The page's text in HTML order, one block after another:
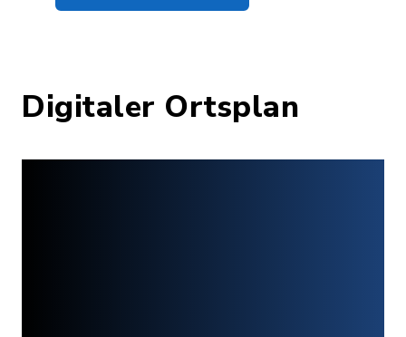
Digitaler Ortsplan